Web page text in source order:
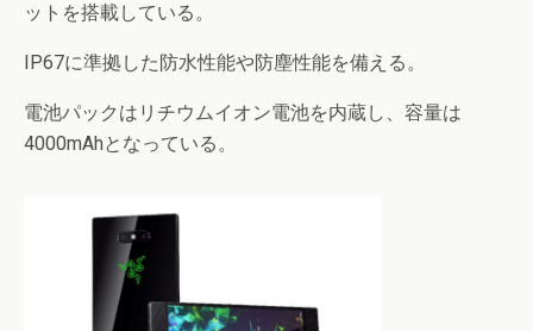
ットを搭載している。
IP67に準拠した防水性能や防塵性能を備える。
電池パックはリチウムイオン電池を内蔵し、容量は
4000mAhとなっている。